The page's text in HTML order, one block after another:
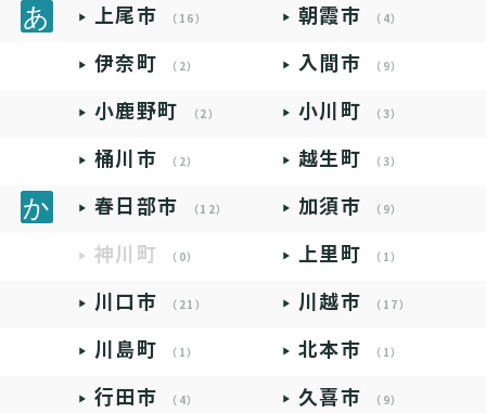
上尾市 （16） 朝霞市 （4）
伊奈町 （2） 入間市 （9）
小鹿野町 （2） 小川町 （3）
桶川市 （2） 越生町 （3）
春日部市 （12） 加須市 （9）
神川町 （0） 上里町 （1）
川口市 （21） 川越市 （17）
川島町 （1） 北本市 （1）
行田市 （4） 久喜市 （9）